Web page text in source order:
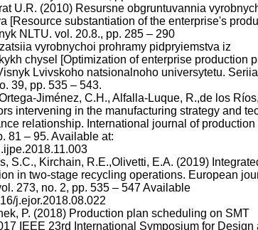
U.R. (2010) Resursne obgruntuvannia
[Resource substantiation of the enterprise's
NLTU. vol. 20.8., pp. 285 – 290
vyrobnychoi prohramy pidpryiemstva iz
chysel [Optimization of enterprise production
Lvivskoho natsionalnoho universytetu. Seriia
39, pp. 535 – 543.
Jiménez, C.H., Alfalla-Luque, R.,de los
intervening in the manufacturing strategy and
relationship. International journal of production
81 – 95. Available at:
S.C., Kirchain, R.E.,Olivetti, E.A. (2019)
in two-stage recycling operations. European
273, no. 2, pp. 535 – 547 Available
j.ejor.2018.08.022
P. (2018) Production plan scheduling on SMT
IEEE 23rd International Symposium for Design